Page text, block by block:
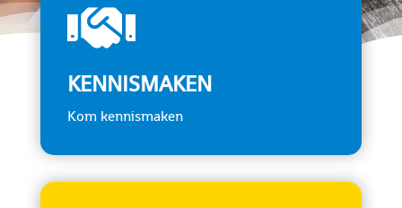

KENNISMAKEN
Kom kennismaken